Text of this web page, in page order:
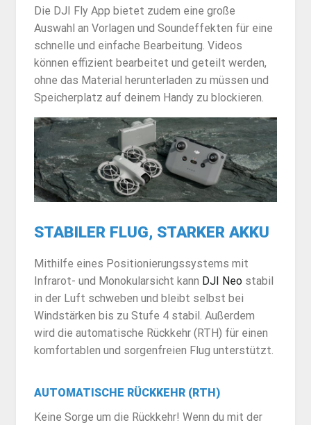
Die DJI Fly App bietet zudem eine große
Auswahl an Vorlagen und Soundeffekten für eine
schnelle und einfache Bearbeitung. Videos
können effizient bearbeitet und geteilt werden,
ohne das Material herunterladen zu müssen und
Speicherplatz auf deinem Handy zu blockieren.
STABILER FLUG, STARKER AKKU
Mithilfe eines Positionierungssystems mit
Infrarot- und Monokularsicht kann DJI Neostabil
in der Luft schweben und bleibt selbst bei
Windstärken bis zu Stufe 4 stabil. Außerdem
wird die automatische Rückkehr (RTH) für einen
komfortablen und sorgenfreien Flug unterstützt.
AUTOMATISCHE RÜCKKEHR (RTH)
Keine Sorge um die Rückkehr! Wenn du mit der